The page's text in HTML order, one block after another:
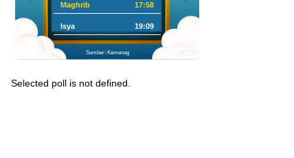
Maghrib 17:58
Isya 19:09
Sumber: Kemenag
Selected poll is not defined.